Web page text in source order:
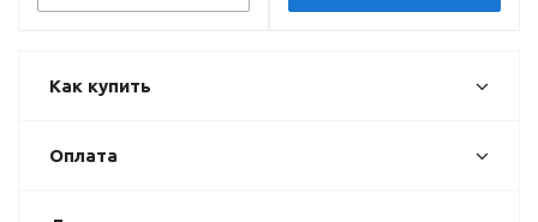
Как купить
Оплата